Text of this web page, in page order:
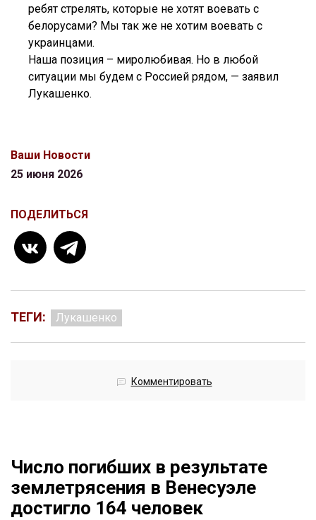
ребят стрелять, которые не хотят воевать с
белорусами? Мы так же не хотим воевать с
украинцами.
Наша позиция – миролюбивая. Но в любой
ситуации мы будем с Россией рядом, — заявил
Лукашенко.
Ваши Новости
25 июня 2026
ПОДЕЛИТЬСЯ
ТЕГИ: Лукашенко
Комментировать
Число погибших в результате
землетрясения в Венесуэле
достигло 164 человек